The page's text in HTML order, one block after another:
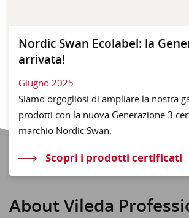
Nordic Swan Ecolabel: la
arrivata!
Giugno 2025
Siamo orgogliosi di ampliare la nostra
prodotti con la nuova Generazione 3
marchio Nordic Swan.
Scopri i prodotti certificati
About Vileda